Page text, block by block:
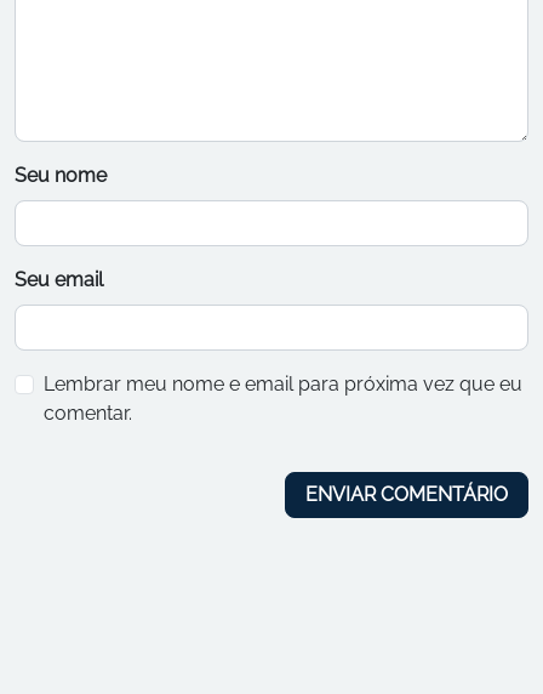
Seu nome
Seu email
Lembrar meu nome e email para próxima vez que eu
comentar.